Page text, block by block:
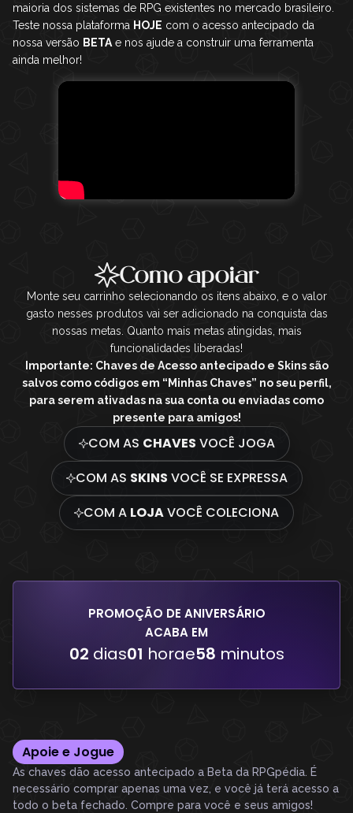
maioria dos sistemas de RPG existentes no mercado brasileiro.
Teste nossa plataforma HOJE com o acesso antecipado da
nossa versão BETA e nos ajude a construir uma ferramenta
ainda melhor!
Como apoiar
Monte seu carrinho selecionando os itens abaixo, e o valor
gasto nesses produtos vai ser adicionado na conquista das
nossas metas. Quanto mais metas atingidas, mais
funcionalidades liberadas!
Importante: Chaves de Acesso antecipado e Skins são
salvos como códigos em “Minhas Chaves” no seu perfil,
para serem ativadas na sua conta ou enviadas como
presente para amigos!
COM AS CHAVES VOCÊ JOGA
COM AS SKINS VOCÊ SE EXPRESSA
COM A LOJAVOCÊ COLECIONA
PROMOÇÃO DE ANIVERSÁRIO
ACABA EM
02 dias01 horae58 minutos
Apoie e Jogue
As chaves dão acesso antecipado a Beta da RPGpédia. É
necessário comprar apenas uma vez, e você já terá acesso a
todo o beta fechado. Compre para você e seus amigos!